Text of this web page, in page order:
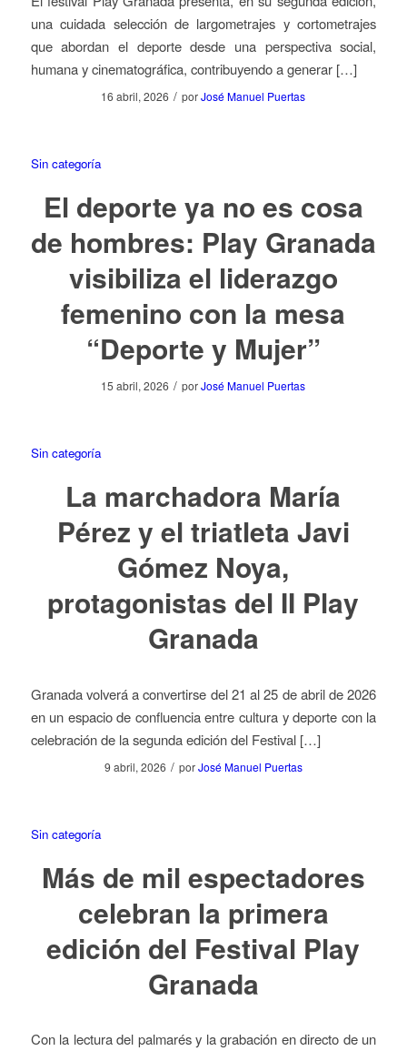
una cuidada selección de largometrajes y cortometrajes
que abordan el deporte desde una perspectiva social,
humana y cinematográfica, contribuyendo a generar […]
16 abril, 2026 / porJosé Manuel Puertas
Sin categoría
El deporte ya no es cosa
de hombres: Play Granada
visibiliza el liderazgo
femenino con la mesa
“Deporte y Mujer”
15 abril, 2026 / porJosé Manuel Puertas
Sin categoría
La marchadora María
Pérez y el triatleta Javi
Gómez Noya,
protagonistas del II Play
Granada
Granada volverá a convertirse del 21 al 25 de abril de 2026
en un espacio de confluencia entre cultura y deporte con la
celebración de la segunda edición del Festival […]
9 abril, 2026 / porJosé Manuel Puertas
Sin categoría
Más de mil espectadores
celebran la primera
edición del Festival Play
Granada
Con la lectura del palmarés y la grabación en directo de un